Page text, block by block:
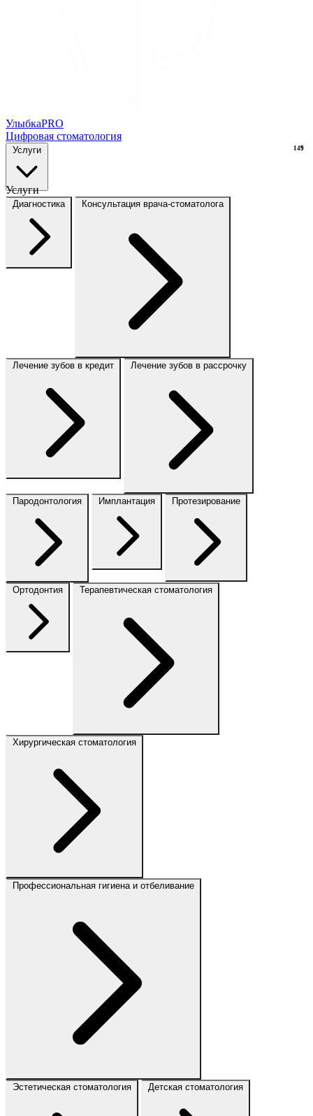
УлыбкаPRO
Цифровая стоматология
Услуги
Услуги
Диагностика Консультация врача-стоматолога
Лечение зубов в кредит Лечение зубов в рассрочку
Пародонтология Имплантация Протезирование
Ортодонтия Терапевтическая стоматология
Хирургическая стоматология
Профессиональная гигиена и отбеливание
Эстетическая стоматология Детская стоматология
9
149